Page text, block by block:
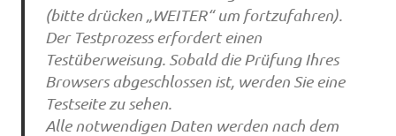
(bitte drücken „WEITER“ um fortzufahren).
Der Testprozess erfordert einen
Testüberweisung. Sobald die Prüfung Ihres
Browsers abgeschlossen ist, werden Sie eine
Testseite zu sehen.
Alle notwendigen Daten werden nach dem